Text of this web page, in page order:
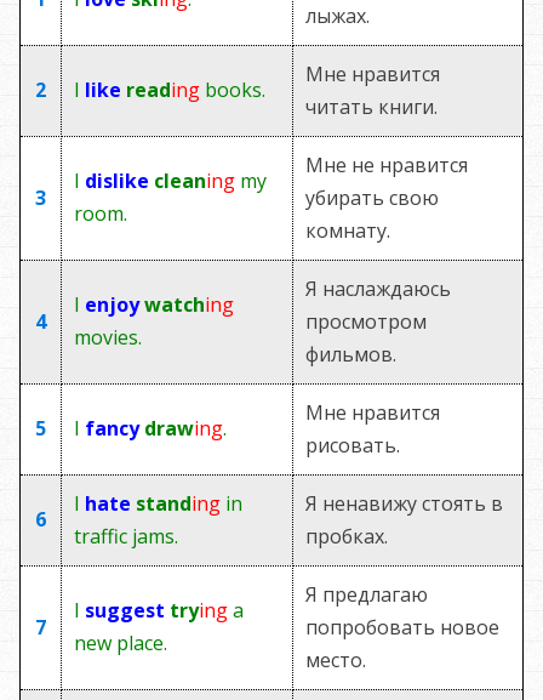
лыжах.
2 I like reading books.
Мне нравится
читать книги.
3
I dislike cleaning my
room.
Мне не нравится
убирать свою
комнату.
4
I enjoywatching
movies.
Я наслаждаюсь
просмотром
фильмов.
5 I fancy drawing.
Мне нравится
рисовать.
6
I hate standing in
traffic jams.
Я ненавижу стоять в
пробках.
7
I suggest tryinga
new place.
Я предлагаю
попробовать новое
место.